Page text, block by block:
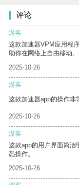
评论
游客
这款加速器VPM应用程
助你在网络上自由移动。
2025-10-26
游客
这款加速器app的操作非
2025-10-26
游客
这款app的用户界面简洁
悉操作。
2025-10-26